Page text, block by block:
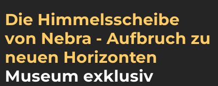
Die Himmelsscheibe
von Nebra - Aufbruch zu
neuen Horizonten
Museum exklusiv